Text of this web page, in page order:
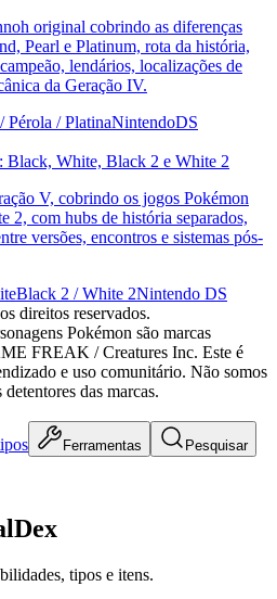
original cobrindo as diferenças
Pearl e Platinum, rota da história,
lendários, localizações de
da Geração IV.
Pérola / PlatinaNintendoDS
Black, White, Black 2 e White 2
V, cobrindo os jogos Pokémon
com hubs de história separados,
versões, encontros e sistemas pós-
Black 2 / White 2Nintendo DS
direitos reservados.
Pokémon são marcas
FREAK / Creatures Inc. Este é
e uso comunitário. Não somos
das marcas.
Ferramentas Pesquisar
tipos e itens.